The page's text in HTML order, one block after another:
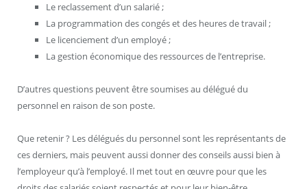
Le reclassement d’un salarié ;
La programmation des congés et des heures de travail ;
Le licenciement d’un employé ;
La gestion économique des ressources de l’entreprise.
D’autres questions peuvent être soumises au délégué du
personnel en raison de son poste.
Que retenir ? Les délégués du personnel sont les représentants de
ces derniers, mais peuvent aussi donner des conseils aussi bien à
l’employeur qu’à l’employé. Il met tout en œuvre pour que les